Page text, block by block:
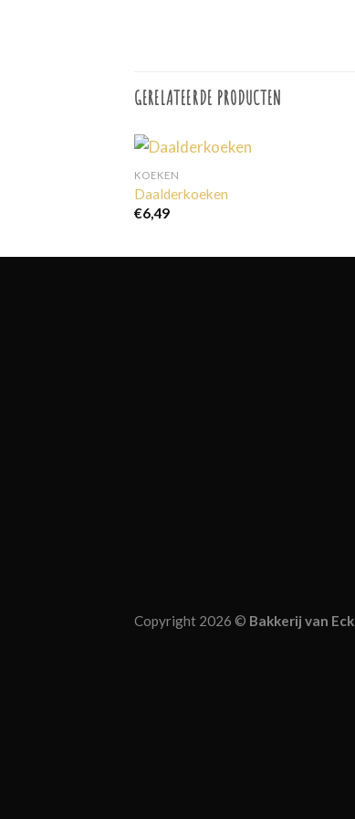
GERELATEERDE PRODUCTEN
KOEKEN
Daalderkoeken
€6,49
Copyright 2026 © Bakkerij van Eck